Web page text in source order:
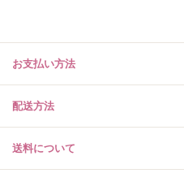
お支払い方法
配送方法
送料について